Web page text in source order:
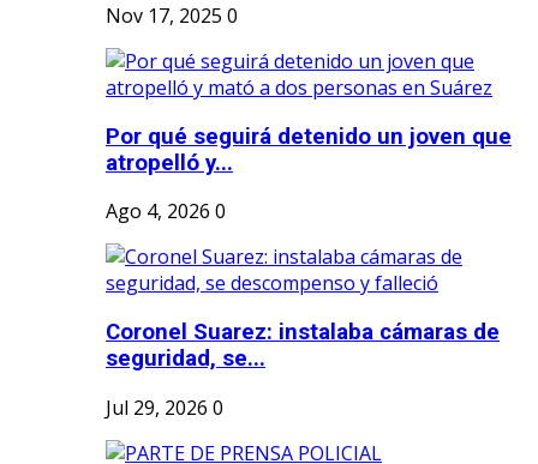
Nov 17, 2025 0
Por qué seguirá detenido un joven que
atropelló y...
Ago 4, 2026 0
Coronel Suarez: instalaba cámaras de
seguridad, se...
Jul 29, 2026 0